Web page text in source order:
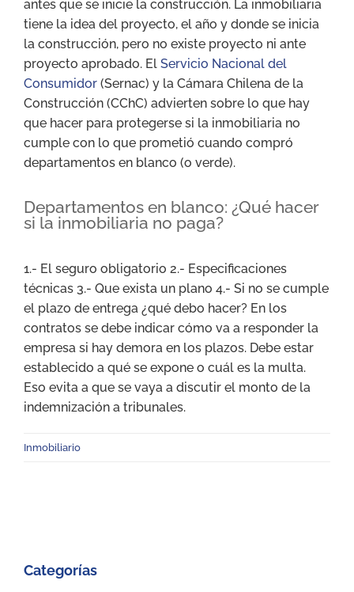
antes que se inicie la construcción. La inmobiliaria
tiene la idea del proyecto, el año y donde se inicia
la construcción, pero no existe proyecto ni ante
proyecto aprobado. El Servicio Nacional del
Consumidor (Sernac) y la Cámara Chilena de la
Construcción (CChC) advierten sobre lo que hay
que hacer para protegerse si la inmobiliaria no
cumple con lo que prometió cuando compró
departamentos en blanco (o verde).
Departamentos en blanco: ¿Qué hacer
si la inmobiliaria no paga?
1.- El seguro obligatorio 2.- Especificaciones
técnicas 3.- Que exista un plano 4.- Si no se cumple
el plazo de entrega ¿qué debo hacer? En los
contratos se debe indicar cómo va a responder la
empresa si hay demora en los plazos. Debe estar
establecido a qué se expone o cuál es la multa.
Eso evita a que se vaya a discutir el monto de la
indemnización a tribunales.
Inmobiliario
Categorías